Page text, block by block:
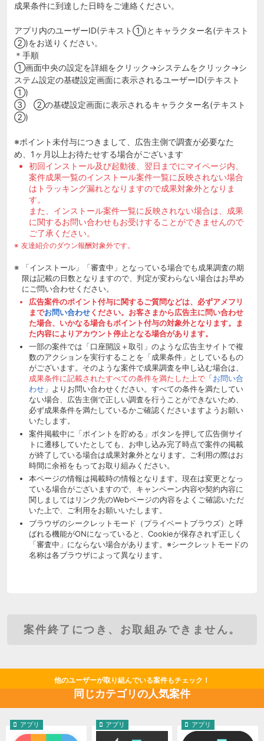
成果条件に到達した日時をご連絡ください。
アプリ内のユーザーID(テキスト①)とキャラクター名(テキスト
②)をお送りください。
＊手順
①画面中央の設定を詳細をクリック→システムをクリック→シ
ステム設定の基礎設定画面に表示されるユーザーID(テキスト
①)
③ ②の基礎設定画面に表示されるキャラクター名(テキスト
②)
※ポイント未付与につきまして、広告主側で調査が必要なた
め、1ヶ月以上お待たせする場合がございます
初回インストール及び起動後、翌日までにマイページ内、
案件成果一覧のインストール案件一覧に反映されない場合
はトラッキング漏れとなりますので成果対象外となりま
す。
また、インストール案件一覧に反映されない場合は、成果
に関するお問い合わせもお受けすることができませんので
ご了承ください。
友達紹介のダウン報酬対象外です。
「インストール」「審査中」となっている場合でも成果調査の期
限は記載の日数となりますので、判定が変わらない場合はお早め
にご問い合わせください。
広告案件のポイント付与に関するご質問などは、必ずアメフリ
までお問い合わせください。お客さまから広告主に問い合わせ
た場合、いかなる場合もポイント付与の対象外となります。ま
た内容によりアカウント停止となる場合があります。
一部の案件では「口座開設＋取引」のような広告主サイトで複
数のアクションを実行することを「成果条件」としているもの
がございます。そのような案件で成果調査を申し込む場合は、
成果条件に記載されたすべての条件を満たした上で「お問い合
わせ」よりお問い合わせください。すべての条件を満たしてい
ない場合、広告主側で正しい調査を行うことができないため、
必ず成果条件を満たしているかご確認くださいますようお願い
いたします。
案件掲載中に「ポイントを貯める」ボタンを押して広告側サイ
トに遷移していたとしても、お申し込み完了時点で案件の掲載
が終了している場合は成果対象外となります。ご利用の際はお
時間に余裕をもってお取り組みください。
本ページの情報は掲載時の情報となります。現在は変更となっ
ている場合がございますので、キャンペーン内容や契約内容に
関しましてはリンク先のWebページの内容をよくご確認いただ
いた上で、ご利用をお願いいたします。
ブラウザのシークレットモード（プライベートブラウズ）と呼
ばれる機能がONになっていると、Cookieが保存されず正しく
「審査中」にならない場合があります。※シークレットモードの
名称は各ブラウザによって異なります。
案件終了につき、お取組みできません。
他のユーザーが取り組んでいる案件もチェック！
同じカテゴリの人気案件
アプリ アプリ アプリ